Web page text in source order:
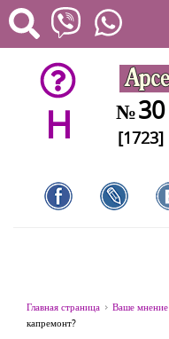
H №30
[1723]
Главная страница Ваше мнение
капремонт?